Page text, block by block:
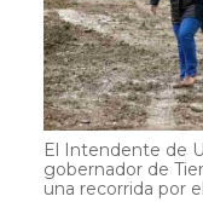
El Intendente de
gobernador de
una recorrida por